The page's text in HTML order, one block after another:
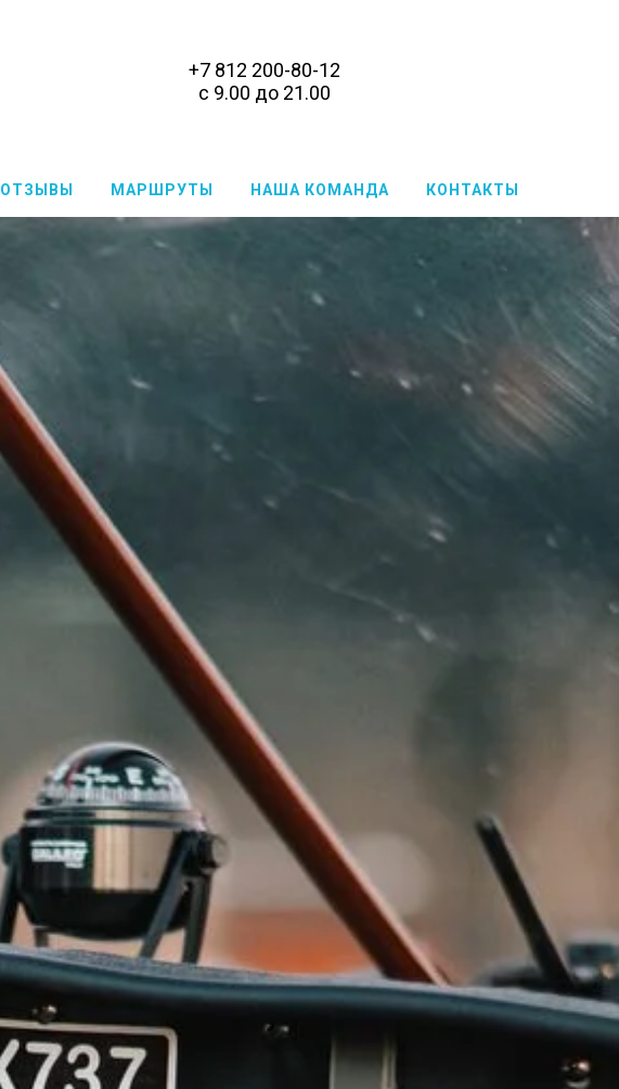
+7 812 200-80-12
с 9.00 до 21.00
ОТЗЫВЫ МАРШРУТЫ НАША КОМАНДА КОНТАКТЫ